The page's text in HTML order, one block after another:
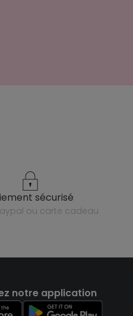
sécurisé
ou carte cadeau
notre application